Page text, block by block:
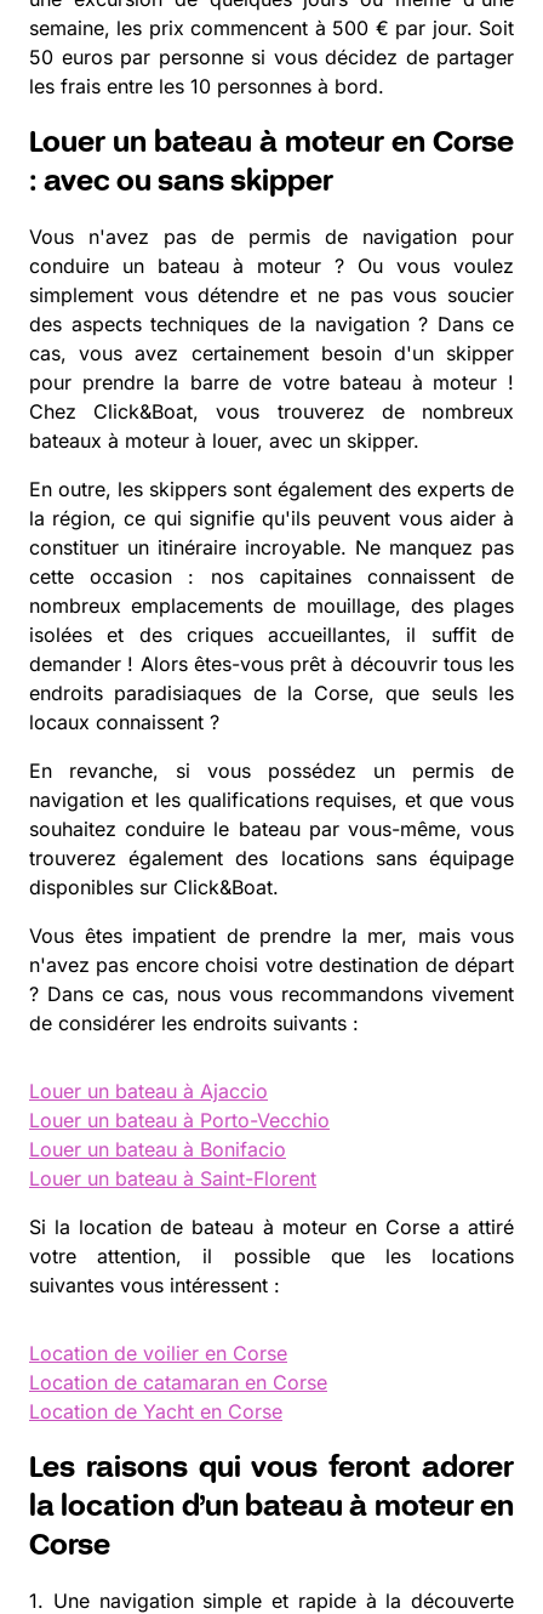
semaine, les prix commencent à 500 € par jour. Soit
50 euros par personne si vous décidez de partager
les frais entre les 10 personnes à bord.
Louer un bateau à moteur en Corse
: avec ou sans skipper
Vous n'avez pas de permis de navigation pour
conduire un bateau à moteur ? Ou vous voulez
simplement vous détendre et ne pas vous soucier
des aspects techniques de la navigation ? Dans ce
cas, vous avez certainement besoin d'un skipper
pour prendre la barre de votre bateau à moteur !
Chez Click&Boat, vous trouverez de nombreux
bateaux à moteur à louer, avec un skipper.
En outre, les skippers sont également des experts de
la région, ce qui signifie qu'ils peuvent vous aider à
constituer un itinéraire incroyable. Ne manquez pas
cette occasion : nos capitaines connaissent de
nombreux emplacements de mouillage, des plages
isolées et des criques accueillantes, il suffit de
demander ! Alors êtes-vous prêt à découvrir tous les
endroits paradisiaques de la Corse, que seuls les
locaux connaissent ?
En revanche, si vous possédez un permis de
navigation et les qualifications requises, et que vous
souhaitez conduire le bateau par vous-même, vous
trouverez également des locations sans équipage
disponibles sur Click&Boat.
Vous êtes impatient de prendre la mer, mais vous
n'avez pas encore choisi votre destination de départ
? Dans ce cas, nous vous recommandons vivement
de considérer les endroits suivants :
Louer un bateau à Ajaccio
Louer un bateau à Porto-Vecchio
Louer un bateau à Bonifacio
Louer un bateau à Saint-Florent
Si la location de bateau à moteur en Corse a attiré
votre attention, il possible que les locations
suivantes vous intéressent :
Location de voilier en Corse
Location de catamaran en Corse
Location de Yacht en Corse
Les raisons qui vous feront adorer
la location d’un bateau à moteur en
Corse
1. Une navigation simple et rapide à la découverte